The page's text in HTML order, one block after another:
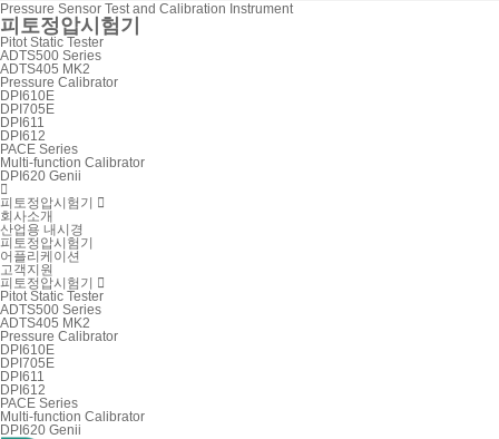
Pressure Sensor Test and Calibration Instrument
피토정압시험기
Pitot Static Tester
ADTS500 Series
ADTS405 MK2
Pressure Calibrator
DPI610E
DPI705E
DPI611
DPI612
PACE Series
Multi-function Calibrator
DPI620 Genii

피토정압시험기

회사소개
산업용 내시경
피토정압시험기
어플리케이션
고객지원
피토정압시험기

Pitot Static Tester
ADTS500 Series
ADTS405 MK2
Pressure Calibrator
DPI610E
DPI705E
DPI611
DPI612
PACE Series
Multi-function Calibrator
DPI620 Genii